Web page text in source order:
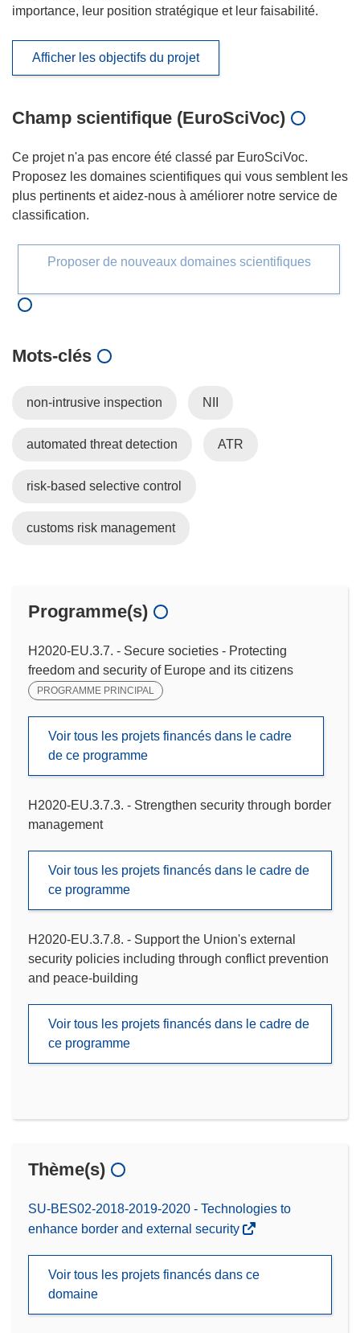
importance, leur position stratégique et leur faisabilité.
Afficher les objectifs du projet
Champ scientifique (EuroSciVoc)
Ce projet n'a pas encore été classé par EuroSciVoc.
Proposez les domaines scientifiques qui vous semblent les
plus pertinents et aidez-nous à améliorer notre service de
classification.
Proposer de nouveaux domaines scientifiques
Mots‑clés
non-intrusive inspection NII
automated threat detection ATR
risk-based selective control
customs risk management
Programme(s)
H2020-EU.3.7. - Secure societies - Protecting
freedom and security of Europe and its citizens
PROGRAMME PRINCIPAL
Voir tous les projets financés dans le cadre
de ce programme
H2020-EU.3.7.3. - Strengthen security through border
management
Voir tous les projets financés dans le cadre de
ce programme
H2020-EU.3.7.8. - Support the Union's external
security policies including through conflict prevention
and peace-building
Voir tous les projets financés dans le cadre de
ce programme
Thème(s)
SU-BES02-2018-2019-2020 - Technologies to
enhance border and external security
Voir tous les projets financés dans ce
domaine